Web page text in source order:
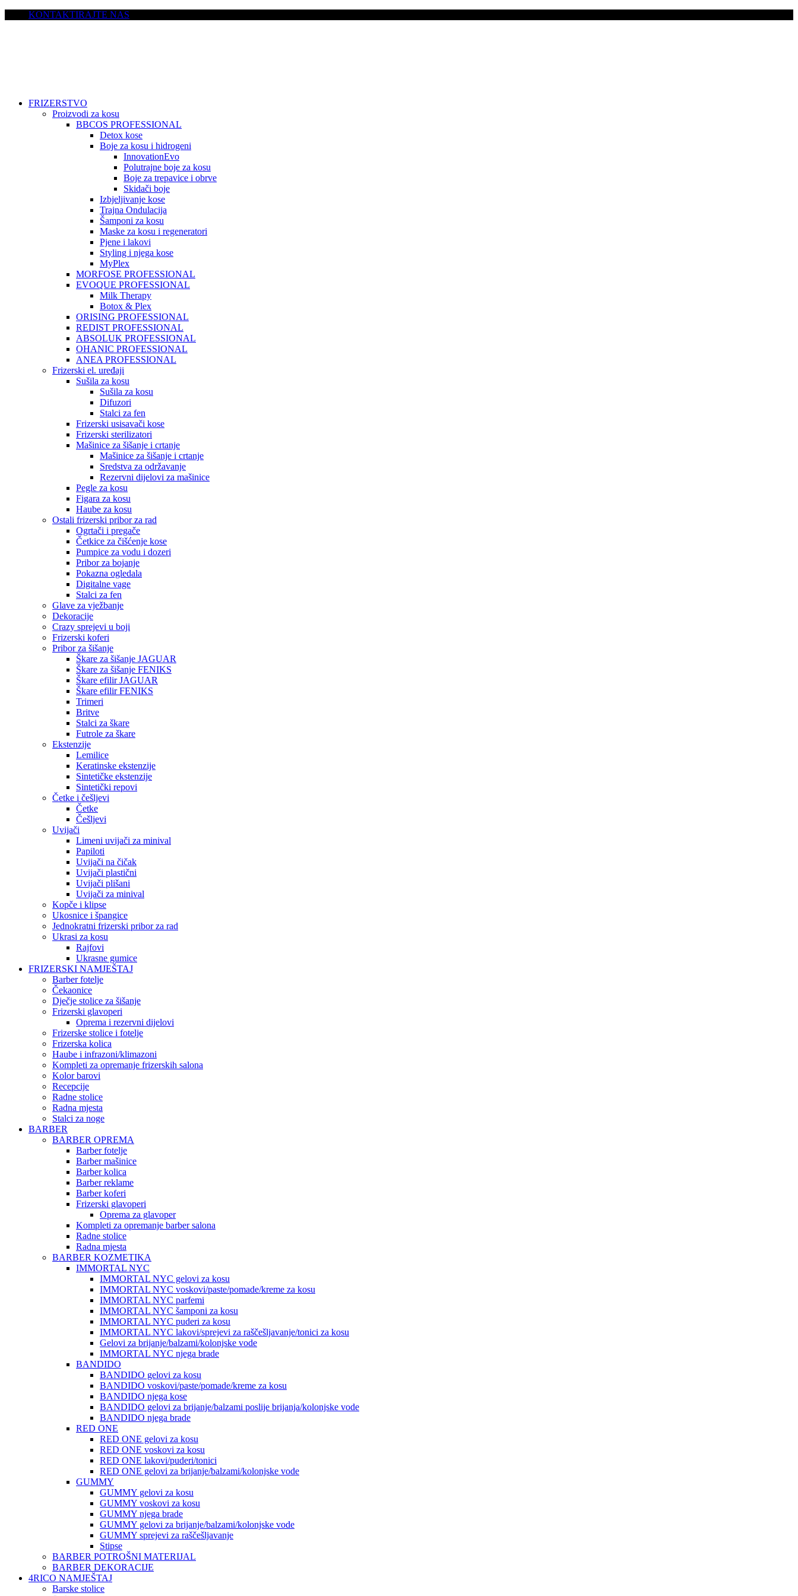
KONTAKTIRAJTE NAS
FRIZERSTVO
Proizvodi za kosu
BBCOS PROFESSIONAL
Detox kose
Boje za kosu i hidrogeni
InnovationEvo
Polutrajne boje za kosu
Boje za trepavice i obrve
Skidači boje
Izbjeljivanje kose
Trajna Ondulacija
Šamponi za kosu
Maske za kosu i regeneratori
Pjene i lakovi
Styling i njega kose
MyPlex
MORFOSE PROFESSIONAL
EVOQUE PROFESSIONAL
Milk Therapy
Botox & Plex
ORISING PROFESSIONAL
REDIST PROFESSIONAL
ABSOLUK PROFESSIONAL
OHANIC PROFESSIONAL
ANEA PROFESSIONAL
Frizerski el. uređaji
Sušila za kosu
Sušila za kosu
Difuzori
Stalci za fen
Frizerski usisavači kose
Frizerski sterilizatori
Mašinice za šišanje i crtanje
Mašinice za šišanje i crtanje
Sredstva za održavanje
Rezervni dijelovi za mašinice
Pegle za kosu
Figara za kosu
Haube za kosu
Ostali frizerski pribor za rad
Ogrtači i pregače
Četkice za čišćenje kose
Pumpice za vodu i dozeri
Pribor za bojanje
Pokazna ogledala
Digitalne vage
Stalci za fen
Glave za vježbanje
Dekoracije
Crazy sprejevi u boji
Frizerski koferi
Pribor za šišanje
Škare za šišanje JAGUAR
Škare za šišanje FENIKS
Škare efilir JAGUAR
Škare efilir FENIKS
Trimeri
Britve
Stalci za škare
Futrole za škare
Ekstenzije
Lemilice
Keratinske ekstenzije
Sintetičke ekstenzije
Sintetički repovi
Četke i češljevi
Četke
Češljevi
Uvijači
Limeni uvijači za minival
Papiloti
Uvijači na čičak
Uvijači plastični
Uvijači plišani
Uvijači za minival
Kopče i klipse
Ukosnice i špangice
Jednokratni frizerski pribor za rad
Ukrasi za kosu
Rajfovi
Ukrasne gumice
FRIZERSKI NAMJEŠTAJ
Barber fotelje
Čekaonice
Dječje stolice za šišanje
Frizerski glavoperi
Oprema i rezervni dijelovi
Frizerske stolice i fotelje
Frizerska kolica
Haube i infrazoni/klimazoni
Kompleti za opremanje frizerskih salona
Kolor barovi
Recepcije
Radne stolice
Radna mjesta
Stalci za noge
BARBER
BARBER OPREMA
Barber fotelje
Barber mašinice
Barber kolica
Barber reklame
Barber koferi
Frizerski glavoperi
Oprema za glavoper
Kompleti za opremanje barber salona
Radne stolice
Radna mjesta
BARBER KOZMETIKA
IMMORTAL NYC
IMMORTAL NYC gelovi za kosu
IMMORTAL NYC voskovi/paste/pomade/kreme za kosu
IMMORTAL NYC parfemi
IMMORTAL NYC šamponi za kosu
IMMORTAL NYC puderi za kosu
IMMORTAL NYC lakovi/sprejevi za raščešljavanje/tonici za kosu
Gelovi za brijanje/balzami/kolonjske vode
IMMORTAL NYC njega brade
BANDIDO
BANDIDO gelovi za kosu
BANDIDO voskovi/paste/pomade/kreme za kosu
BANDIDO njega kose
BANDIDO gelovi za brijanje/balzami poslije brijanja/kolonjske vode
BANDIDO njega brade
RED ONE
RED ONE gelovi za kosu
RED ONE voskovi za kosu
RED ONE lakovi/puderi/tonici
RED ONE gelovi za brijanje/balzami/kolonjske vode
GUMMY
GUMMY gelovi za kosu
GUMMY voskovi za kosu
GUMMY njega brade
GUMMY gelovi za brijanje/balzami/kolonjske vode
GUMMY sprejevi za raščešljavanje
Stipse
BARBER POTROŠNI MATERIJAL
BARBER DEKORACIJE
4RICO NAMJEŠTAJ
Barske stolice